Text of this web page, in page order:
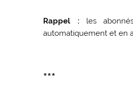
Rappel : les
automatiquement et en
***